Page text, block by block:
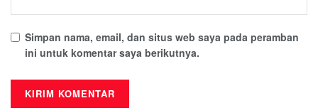
Simpan nama, email, dan situs web saya pada peramban
ini untuk komentar saya berikutnya.